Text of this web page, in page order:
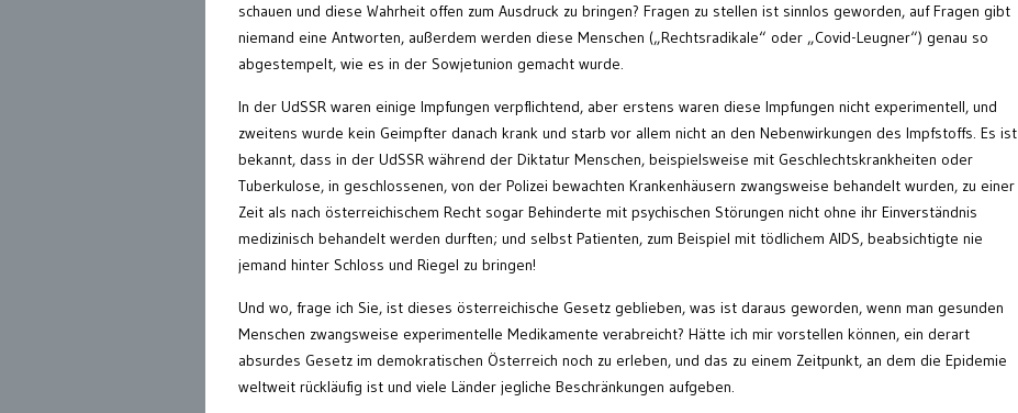
schauen und diese Wahrheit offen zum Ausdruck zu bringen? Fragen zu stellen ist sinnlos geworden, auf Fragen gibt
niemand eine Antworten, außerdem werden diese Menschen („Rechtsradikale“ oder „Covid-Leugner“) genau so
abgestempelt, wie es in der Sowjetunion gemacht wurde.
In der UdSSR waren einige Impfungen verpflichtend, aber erstens waren diese Impfungen nicht experimentell, und
zweitens wurde kein Geimpfter danach krank und starb vor allem nicht an den Nebenwirkungen des Impfstoffs. Es ist
bekannt, dass in der UdSSR während der Diktatur Menschen, beispielsweise mit Geschlechtskrankheiten oder
Tuberkulose, in geschlossenen, von der Polizei bewachten Krankenhäusern zwangsweise behandelt wurden, zu einer
Zeit als nach österreichischem Recht sogar Behinderte mit psychischen Störungen nicht ohne ihr Einverständnis
medizinisch behandelt werden durften; und selbst Patienten, zum Beispiel mit tödlichem AIDS, beabsichtigte nie
jemand hinter Schloss und Riegel zu bringen!
Und wo, frage ich Sie, ist dieses österreichische Gesetz geblieben, was ist daraus geworden, wenn man gesunden
Menschen zwangsweise experimentelle Medikamente verabreicht? Hätte ich mir vorstellen können, ein derart
absurdes Gesetz im demokratischen Österreich noch zu erleben, und das zu einem Zeitpunkt, an dem die Epidemie
weltweit rückläufig ist und viele Länder jegliche Beschränkungen aufgeben.